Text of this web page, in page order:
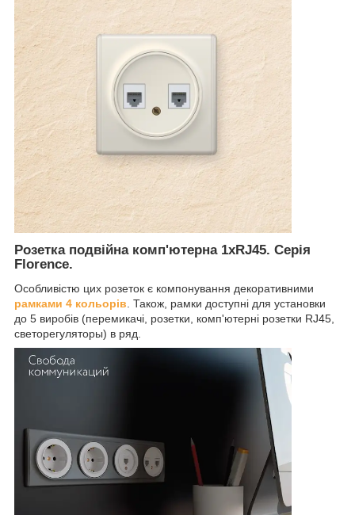
Розетка подвійна комп'ютерна 1xRJ45. Серія
Florence.
Особливістю цих розеток є компонування декоративними
рамками 4 кольорів. Також, рамки доступні для установки
до 5 виробів (перемикачі, розетки, комп'ютерні розетки RJ45,
светорегуляторы) в ряд.